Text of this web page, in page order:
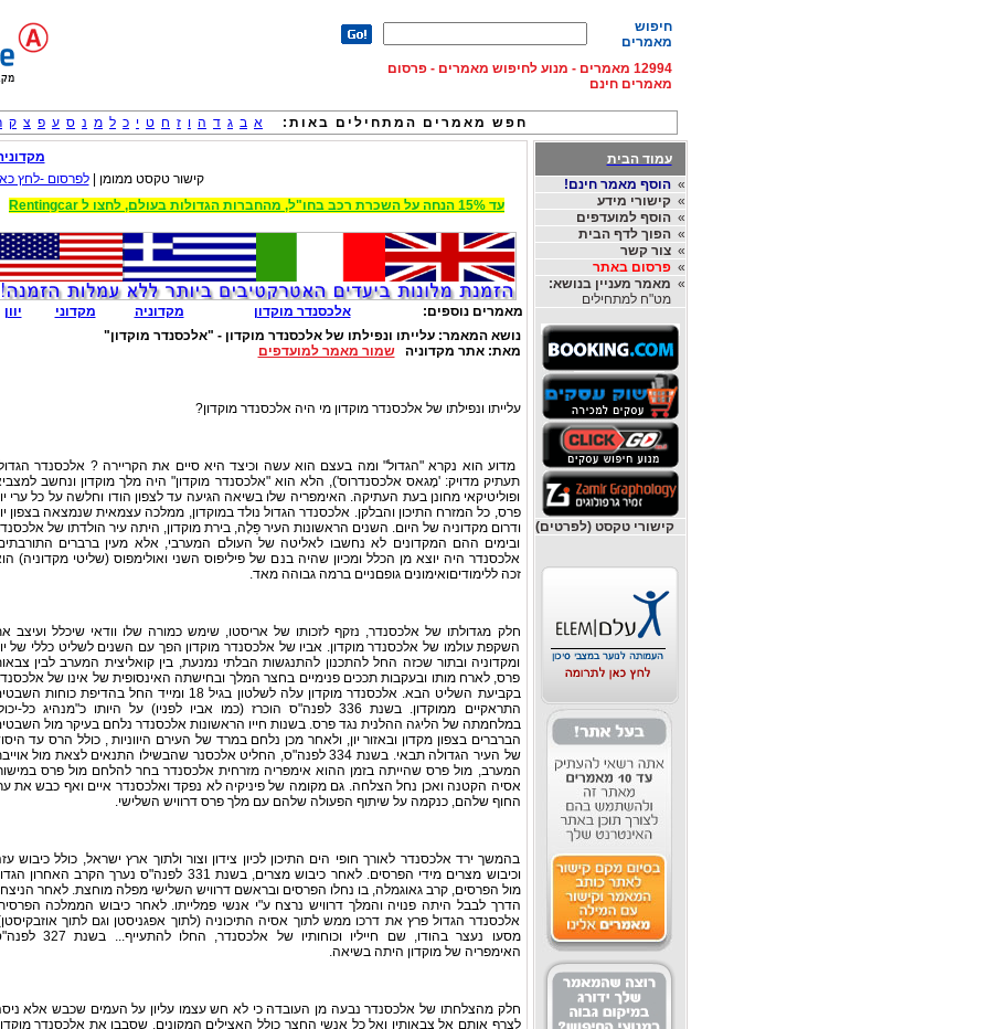
חיפוש
מאמרים
12994 מאמרים - מנוע לחיפוש מאמרים - פרסום
מאמרים חינם
חפש מאמרים המתחילים באות: א ב ג ד ה ו ז ח ט י כ ל מ נ ס ע פ צ ק
עמוד הבית
»הוסף מאמר חינם!
»קישורי מידע
»הוסף למועדפים
»הפוך לדף הבית
»צור קשר
»פרסום באתר
» מאמר מעניין בנושא:
מט"ח למתחילים
קישורי טקסט (לפרטים)
קישור טקסט ממומן |לפרסום -לחץ
עד 15% הנחה על השכרת רכב בחו"ל, מהחברות הגדולות בעולם, לחצו ל Rentingcar
מאמרים נוספים: אלכסנדר מוקדון מקדוניה מקדוני
יוון
נושא המאמר:עלייתו ונפילתו של אלכסנדר מוקדון - "אלכסנדר מוקדון"
מאת:אתר מקדוניהשמור מאמר למועדפים
עלייתו ונפילתו של אלכסנדר מוקדון מי היה אלכסנדר מוקדון?
מדוע הוא נקרא "הגדול" ומה בעצם הוא עשה וכיצד היא סיים את הקריירה ? אלכסנדר
תעתיק מדויק: 'מֶגאס אלכסנדרוס'), הלא הוא "אלכסנדר מוקדון" היה מלך מוקדון ונחשב
ופוליטיקאי מחונן בעת העתיקה. האימפריה שלו בשיאה הגיעה עד לצפון הודו וחלשה על כל ערי
פרס, כל המזרח התיכון והבלקן. אלכסנדר הגדול נולד במוקדון, ממלכה עצמאית שנמצאה בצפון
ודרום מקדוניה של היום. השנים הראשונות העיר פַּלָה, בירת מוקדון, היתה עיר הולדתו של
ובימים ההם המקדונים לא נחשבו לאליטה של העולם המערבי, אלא מעין ברברים
אלכסנדר היה יוצא מן הכלל ומכיון שהיה בנם של פיליפוס השני ואולימפוס (שליטי מקדוניה)
זכה ללימודיםואימונים גופםניים ברמה גבוהה מאד.
חלק מגדולתו של אלכסנדר, נזקף לזכותו של אריסטו, שימש כמורה שלו וודאי שיכלל ועיצב
השקפת עולמו של אלכסנדר מוקדון. אביו של אלכסנדר מוקדון הפך עם השנים לשליט כללי של
ומקדוניה ובתור שכזה החל להתכנון להתנגשות הבלתי נמנעת, בין קואליצית המערב לבין
פרס, לארח מותו ובעקבות תככים פנימיים בחצר המלך ובחישתה האינסופית של אינו של
בקביעת השליט הבא. אלכסנדר מוקדון עלה לשלטון בגיל 18 ומייד החל בהדיפת כוחות
התראקיים ממוקדון. בשנת 336 לפנה"ס הוכרז (כמו אביו לפניו) על היותו כ"מנהיג כל-
במלחמתה של הליגה ההלנית נגד פרס. בשנות חייו הראשונות אלכסנדר נלחם בעיקר מול
הברברים בצפון מקדון ובאזור יון, ולאחר מכן נלחם במרד של העירם היווניות , כולל הרס עד
של העיר הגדולה תבאי. בשנת 334 לפנה"ס, החליט אלכסנר שהבשילו התנאים לצאת מול
המערב, מול פרס שהייתה בזמן ההוא אימפריה מזרחית אלכסנדר בחר להלחם מול פרס
אסיה הקטנה ואכן נחל הצלחה. גם מקומה של פיניקיה לא נפקד ואלכסנדר איים ואף כבש את
החוף שלהם, כנקמה על שיתוף הפעולה שלהם עם מלך פרס דרוויש השלישי.
בהמשך ירד אלכסנדר לאורך חופי הים התיכון לכיון צידון וצור ולתוך ארץ ישראל, כולל כיבוש
וכיבוש מצרים מידי הפרסים. לאחר כיבוש מצרים, בשנת 331 לפנה"ס נערך הקרב האחרון
מול הפרסים, קרב גאוגמלה, בו נחלו הפרסים ובראשם דרוויש השלישי מפלה מוחצת. לאחר
הדרך לבבל היתה פנויה והמלך דרוויש נרצח ע"י אנשי פמלייתו. לאחר כיבוש הממלכה
אלכסנדר הגדול פרץ את דרכו ממש לתוך אסיה התיכוניה (לתוך אפגניסטן וגם לתוך
מסעו נעצר בהודו, שם חייליו וכוחותיו של אלכסנדר, החלו
האימפריה של מוקדון היתה בשיאה.
חלק מהצלחתו של אלכסנדר נבעה מן העובדה כי לא חש עצמו עליון על העמים שכבש אלא
לצרף אותם אל צבאותיו ואל כל אנשי החצר כולל האצילים המקונים, שסבבו את אלכסנדר